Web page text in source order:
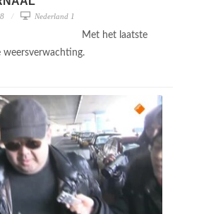
Nederland 1
Met het laatste
weersverwachting.